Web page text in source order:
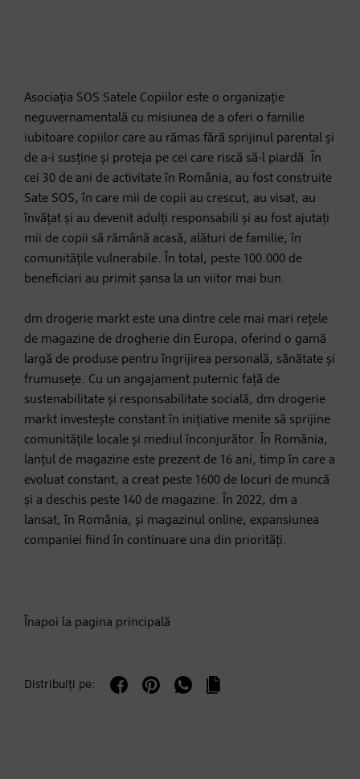
Asociația SOS Satele Copiilor este o organizație
neguvernamentală cu misiunea de a oferi o familie
iubitoare copiilor care au rămas fără sprijinul parental și
de a-i susține și proteja pe cei care riscă să-l piardă. În
cei 30 de ani de activitate în România, au fost construite
Sate SOS, în care mii de copii au crescut, au visat, au
învățat și au devenit adulți responsabili și au fost ajutați
mii de copii să rămână acasă, alături de familie, în
comunitățile vulnerabile. În total, peste 100.000 de
beneficiari au primit șansa la un viitor mai bun.
dm drogerie markt este una dintre cele mai mari rețele
de magazine de drogherie din Europa, oferind o gamă
largă de produse pentru îngrijirea personală, sănătate și
frumusețe. Cu un angajament puternic față de
sustenabilitate și responsabilitate socială, dm drogerie
markt investește constant în inițiative menite să sprijine
comunitățile locale și mediul înconjurător. În România,
lanțul de magazine este prezent de 16 ani, timp în care a
evoluat constant, a creat peste 1600 de locuri de muncă
și a deschis peste 140 de magazine. În 2022, dm a
lansat, în România, și magazinul online, expansiunea
companiei fiind în continuare una din priorități.
Înapoi la pagina principală
Distribuiți pe: